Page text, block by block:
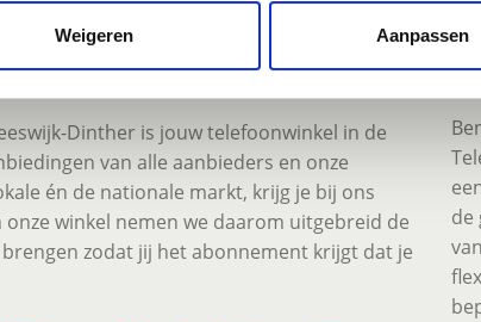
Weigeren Aanpassen
Heeswijk-Dinther
Dinther is jouw telefoonwinkel in de
van alle aanbieders en onze
én de nationale markt, krijg je bij ons
winkel nemen we daarom uitgebreid de
zodat jij het abonnement krijgt dat je
de